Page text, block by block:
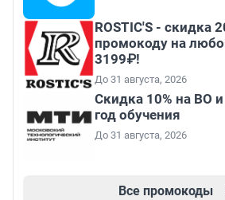
ROSTIC'S - скидка
промокоду на
3199₽!
До 31 августа, 2026
Скидка 10% на ВО
год обучения
До 31 августа, 2026
Все промокоды